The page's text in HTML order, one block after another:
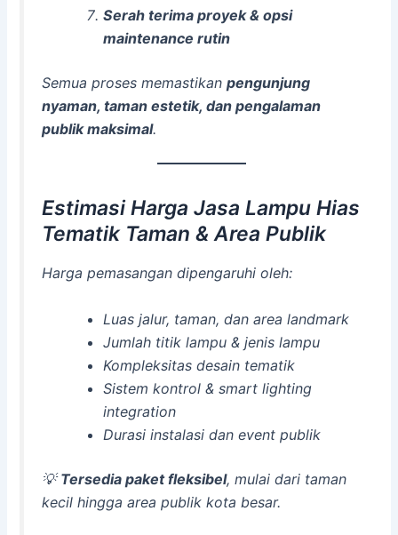
Serah terima proyek & opsi
maintenance rutin
Semua proses memastikanpengunjung
nyaman, taman estetik, dan pengalaman
publik maksimal.
Estimasi Harga Jasa Lampu Hias
Tematik Taman & Area Publik
Harga pemasangan dipengaruhi oleh:
Luas jalur, taman, dan area landmark
Jumlah titik lampu & jenis lampu
Kompleksitas desain tematik
Sistem kontrol & smart lighting
integration
Durasi instalasi dan event publik
💡Tersedia paket fleksibel, mulai dari taman
kecil hingga area publik kota besar.